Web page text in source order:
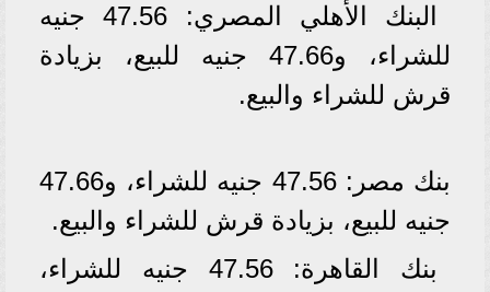
البنك الأهلي المصري: 47.56 جنيه
للشراء، و47.66 جنيه للبيع، بزيادة
قرش للشراء والبيع.
بنك مصر: 47.56 جنيه للشراء، و47.66
جنيه للبيع، بزيادة قرش للشراء والبيع.
بنك القاهرة: 47.56 جنيه للشراء،